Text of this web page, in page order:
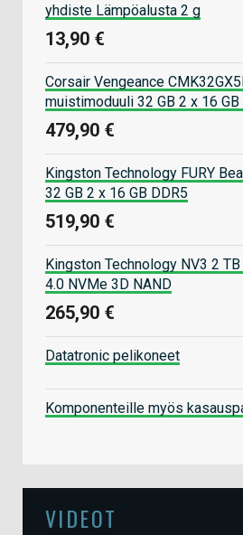
yhdiste Lämpöalusta 2 g
13,90 €
Corsair Vengeance
muistimoduuli 32 GB 2 x 16
479,90 €
Kingston Technology FURY
32 GB 2 x 16 GB DDR5
519,90 €
Kingston Technology NV3 2
4.0 NVMe 3D NAND
265,90 €
Datatronic pelikoneet
Komponenteille myös
VIDEOT